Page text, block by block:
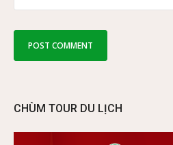
CHÙM TOUR DU LỊCH